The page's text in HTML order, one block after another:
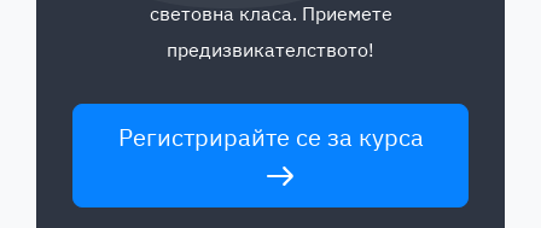
световна класа. Приемете
предизвикателството!
Регистрирайте се за курса